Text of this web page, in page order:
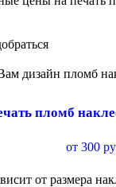
дизайн пломб
пломб
от 300
от размера